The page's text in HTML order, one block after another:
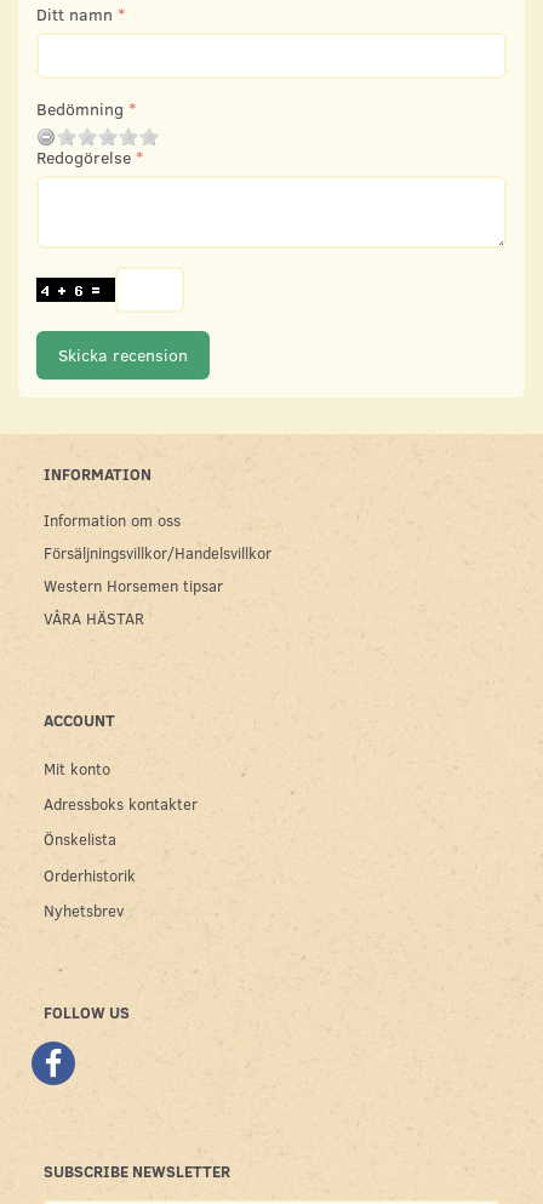
Ditt namn
Bedömning
Redogörelse
Skicka recension
INFORMATION
Information om oss
Försäljningsvillkor/Handelsvillkor
Western Horsemen tipsar
VÅRA HÄSTAR
ACCOUNT
Mit konto
Adressboks kontakter
Önskelista
Orderhistorik
Nyhetsbrev
FOLLOW US
SUBSCRIBE NEWSLETTER